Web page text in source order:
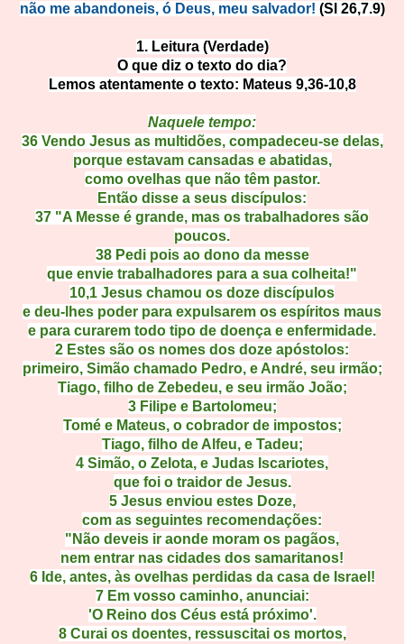
não me abandoneis, ó Deus, meu salvador! (Sl 26,7.9)
1. Leitura (Verdade)
O que diz o texto do dia?
Lemos atentamente o texto: Mateus 9,36-10,8
Naquele tempo:
36 Vendo Jesus as multidões, compadeceu-se delas,
porque estavam cansadas e abatidas,
como ovelhas que não têm pastor.
Então disse a seus discípulos:
37 "A Messe é grande, mas os trabalhadores são
poucos.
38 Pedi pois ao dono da messe
que envie trabalhadores para a sua colheita!"
10,1 Jesus chamou os doze discípulos
e deu-lhes poder para expulsarem os espíritos maus
e para curarem todo tipo de doença e enfermidade.
2 Estes são os nomes dos doze apóstolos:
primeiro, Simão chamado Pedro, e André, seu irmão;
Tiago, filho de Zebedeu, e seu irmão João;
3 Filipe e Bartolomeu;
Tomé e Mateus, o cobrador de impostos;
Tiago, filho de Alfeu, e Tadeu;
4 Simão, o Zelota, e Judas Iscariotes,
que foi o traidor de Jesus.
5 Jesus enviou estes Doze,
com as seguintes recomendações:
"Não deveis ir aonde moram os pagãos,
nem entrar nas cidades dos samaritanos!
6 Ide, antes, às ovelhas perdidas da casa de Israel!
7 Em vosso caminho, anunciai:
'O Reino dos Céus está próximo'.
8 Curai os doentes, ressuscitai os mortos,